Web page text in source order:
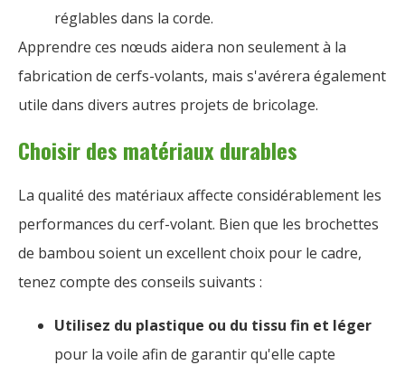
réglables dans la corde.
Apprendre ces nœuds aidera non seulement à la
fabrication de cerfs-volants, mais s'avérera également
utile dans divers autres projets de bricolage.
Choisir des matériaux durables
La qualité des matériaux affecte considérablement les
performances du cerf-volant. Bien que les brochettes
de bambou soient un excellent choix pour le cadre,
tenez compte des conseils suivants :
Utilisez du plastique ou du tissu fin et léger
pour la voile afin de garantir qu'elle capte